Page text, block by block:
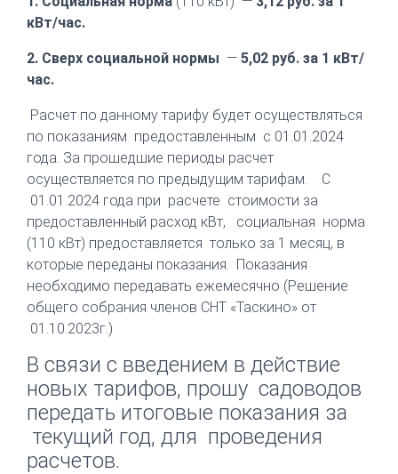
кВт/час.
2. Сверх социальной нормы — 5,02 руб. за 1 кВт/
час.
Расчет по данному тарифу будет осуществляться
по показаниям предоставленным с 01.01.2024
года. За прошедшие периоды расчет
осуществляется по предыдущим тарифам. С
01.01.2024 года при расчете стоимости за
предоставленный расход кВт, социальная норма
(110 кВт) предоставляется только за 1 месяц, в
которые переданы показания. Показания
необходимо передавать ежемесячно (Решение
общего собрания членов СНТ «Таскино» от
01.10.2023г.)
В связи с введением в действие
новых тарифов, прошу садоводов
передать итоговые показания за
текущий год, для проведения
расчетов.